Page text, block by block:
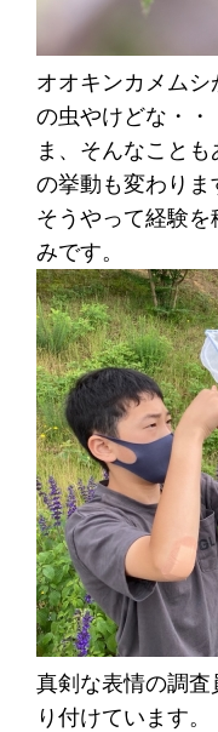
オオキンカメム
の虫やけどな・・
ま、そんなこと
の挙動も変わりま
そうやって経験
みです。
真剣な表情の調
り付けています。